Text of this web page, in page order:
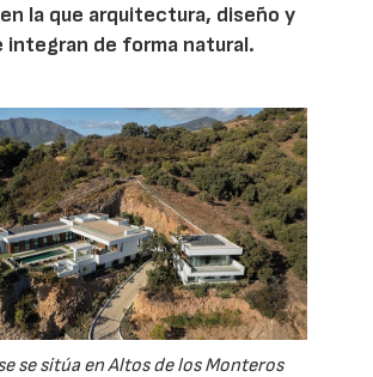
la que arquitectura, diseño y
integran de forma natural.
se sitúa en Altos de los Monteros